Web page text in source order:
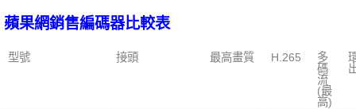
蘋果網銷售編碼器比較表
型號 接頭 最高畫質 H.265
多
碼
流
(最
高)